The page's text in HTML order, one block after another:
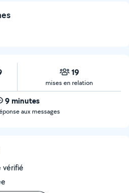
19
mises en relation
9 minutes
aux messages
vérifié